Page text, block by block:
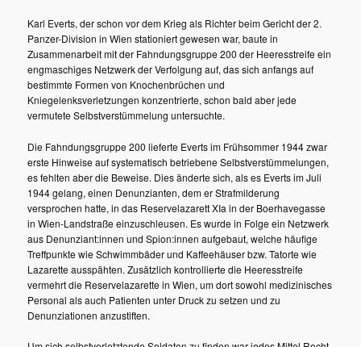
Karl Everts, der schon vor dem Krieg als Richter beim Gericht der 2.
Panzer-Division in Wien stationiert gewesen war, baute in
Zusammenarbeit mit der Fahndungsgruppe 200 der Heeresstreife ein
engmaschiges Netzwerk der Verfolgung auf, das sich anfangs auf
bestimmte Formen von Knochenbrüchen und
Kniegelenksverletzungen konzentrierte, schon bald aber jede
vermutete Selbstverstümmelung untersuchte.
Die Fahndungsgruppe 200 lieferte Everts im Frühsommer 1944 zwar
erste Hinweise auf systematisch betriebene Selbstverstümmelungen,
es fehlten aber die Beweise. Dies änderte sich, als es Everts im Juli
1944 gelang, einen Denunzianten, dem er Strafmilderung
versprochen hatte, in das Reservelazarett XIa in der Boerhavegasse
in Wien-Landstraße einzuschleusen. Es wurde in Folge ein Netzwerk
aus Denunziant:innen und Spion:innen aufgebaut, welche häufige
Treffpunkte wie Schwimmbäder und Kaffeehäuser bzw. Tatorte wie
Lazarette ausspähten. Zusätzlich kontrollierte die Heeresstreife
vermehrt die Reservelazarette in Wien, um dort sowohl medizinisches
Personal als auch Patienten unter Druck zu setzen und zu
Denunziationen anzustiften.